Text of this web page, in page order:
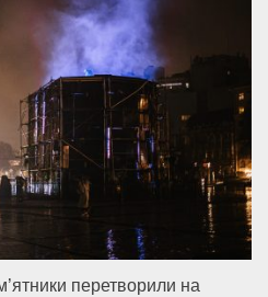
перетворили на